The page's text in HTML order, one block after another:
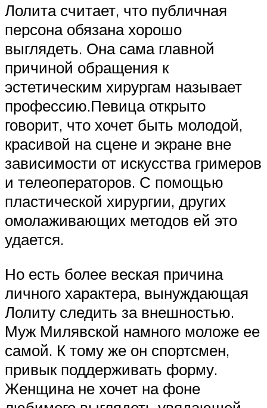
Лолита считает, что публичная
персона обязана хорошо
выглядеть. Она сама главной
причиной обращения к
эстетическим хирургам называет
профессию.Певица открыто
говорит, что хочет быть молодой,
красивой на сцене и экране вне
зависимости от искусства гримеров
и телеоператоров. С помощью
пластической хирургии, других
омолаживающих методов ей это
удается.
Но есть более веская причина
личного характера, вынуждающая
Лолиту следить за внешностью.
Муж Милявской намного моложе ее
самой. К тому же он спортсмен,
привык поддерживать форму.
Женщина не хочет на фоне